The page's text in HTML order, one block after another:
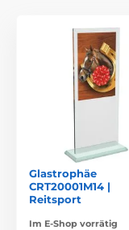
Glastrophäe
CRT20001M14 |
Reitsport
Im E-Shop vorrätig